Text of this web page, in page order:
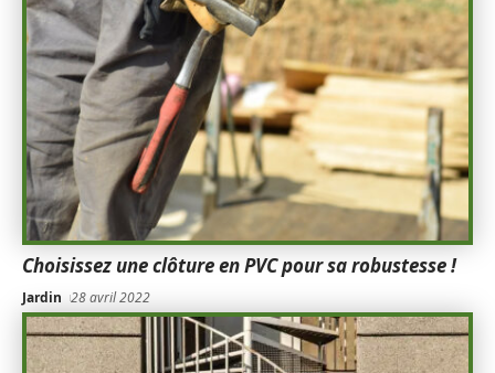
Choisissez une clôture en PVC pour sa robustesse !
Jardin 28 avril 2022